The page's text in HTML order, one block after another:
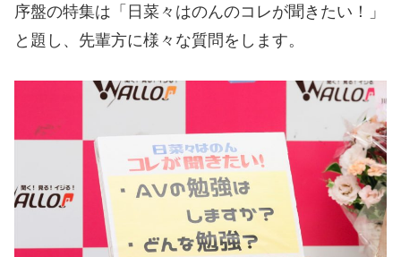
序盤の特集は「日菜々はのんのコレが聞きたい！」
と題し、先輩方に様々な質問をします。